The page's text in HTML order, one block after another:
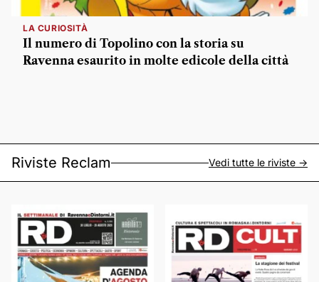
LA CURIOSITÀ
Il numero di Topolino con la storia su
Ravenna esaurito in molte edicole della città
Riviste Reclam Vedi tutte le riviste ->